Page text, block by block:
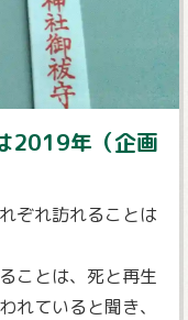
2019年（企画
ぞれ訪れることは
ことは、死と再生
れていると聞き、